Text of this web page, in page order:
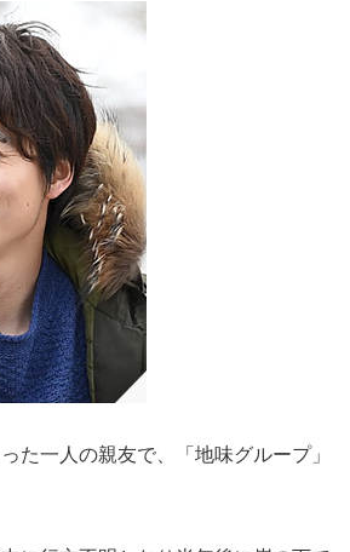
た一人の親友で、「地味グループ」